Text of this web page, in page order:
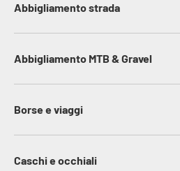
Abbigliamento strada
Abbigliamento MTB & Gravel
Borse e viaggi
Caschi e occhiali